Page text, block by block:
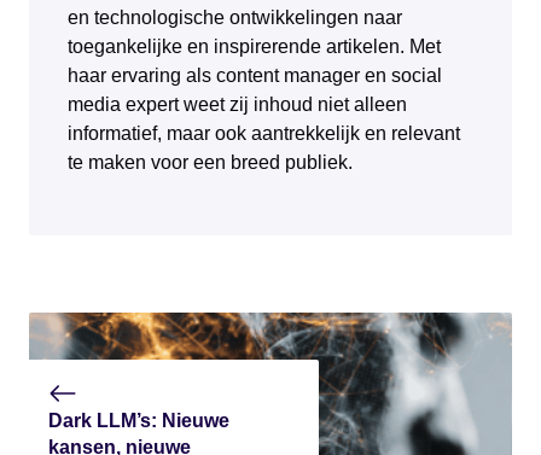
en technologische ontwikkelingen naar
toegankelijke en inspirerende artikelen. Met
haar ervaring als content manager en social
media expert weet zij inhoud niet alleen
informatief, maar ook aantrekkelijk en relevant
te maken voor een breed publiek.
Dark LLM’s: Nieuwe
kansen, nieuwe